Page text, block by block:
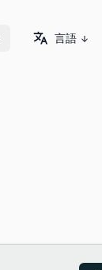
言語